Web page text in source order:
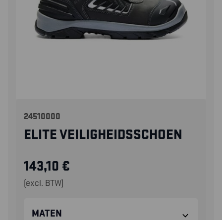
24510000
ELITE VEILIGHEIDSSCHOEN
143,10 €
(excl. BTW)
MATEN